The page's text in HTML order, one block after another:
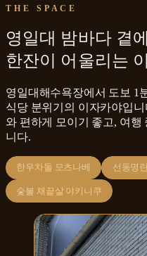
THE SPACE
영일대 밤바다 곁
한잔이 어울리는
영일대해수욕장에서 도보 1
식당 분위기의 이자카야입
와 편하게 모이기 좋고, 여
니다.
한우차돌 모츠나베 선동명
숯불 채끝살 야키니쿠